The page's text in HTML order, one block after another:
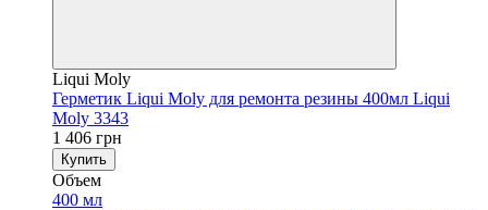
Liqui Moly
Герметик Liqui Moly для ремонта резины 400мл Liqui
Moly 3343
1 406 грн
Купить
Объем
400 мл